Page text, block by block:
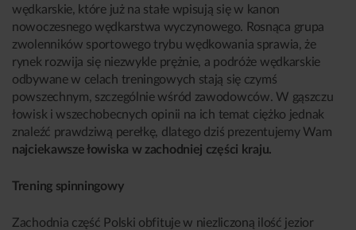
wędkarskie, które już na stałe wpisują się w kanon
nowoczesnego wędkarstwa wyczynowego. Rosnąca grupa
zwolenników sportowego trybu wędkowania sprawia, że
rynek rozwija się niezwykle prężnie, a podróże wędkarskie
odbywane w celach treningowych stają się czymś
powszechnym, szczególnie wśród zawodowców. W gąszczu
łowisk i wszechobecnych opinii na ich temat ciężko jednak
znaleźć prawdziwą perełkę, dlatego dziś prezentujemy Wam
najciekawsze łowiska w zachodniej części kraju.
Trening spinningowy
Zachodnia część Polski obfituje w niezliczoną ilość jezior